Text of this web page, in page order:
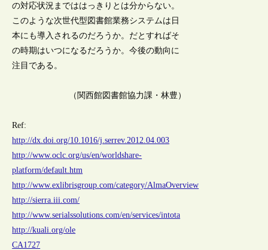
の対応状況までははっきりとは分からない。
このような次世代型図書館業務システムは日
本にも導入されるのだろうか。だとすればそ
の時期はいつになるだろうか。今後の動向に
注目である。
（関西館図書館協力課・林豊）
Ref:
http://dx.doi.org/10.1016/j.serrev.2012.04.003
http://www.oclc.org/us/en/worldshare-
platform/default.htm
http://www.exlibrisgroup.com/category/AlmaOverview
http://sierra.iii.com/
http://www.serialssolutions.com/en/services/intota
http://kuali.org/ole
CA1727